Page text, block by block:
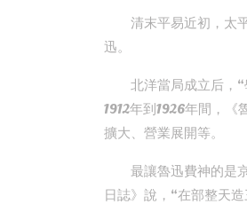
清末平易近初，太
迅。
北洋當局成立后，
1912年到1926年間，
擴大、營業展開等。
最讓魯迅費神的是
日誌》說，“在部整天